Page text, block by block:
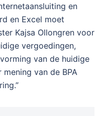
en
en Excel moet
Kajsa Ollongren voor
vergoedingen,
van de huidige
van de BPA